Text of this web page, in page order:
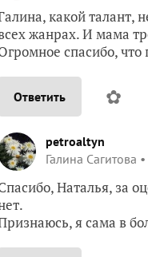
какой талант,
жанрах. И мама
спасибо,
Ответить ✿
petroaltyn
Галина Сагитова
Наталья, за
я сама в